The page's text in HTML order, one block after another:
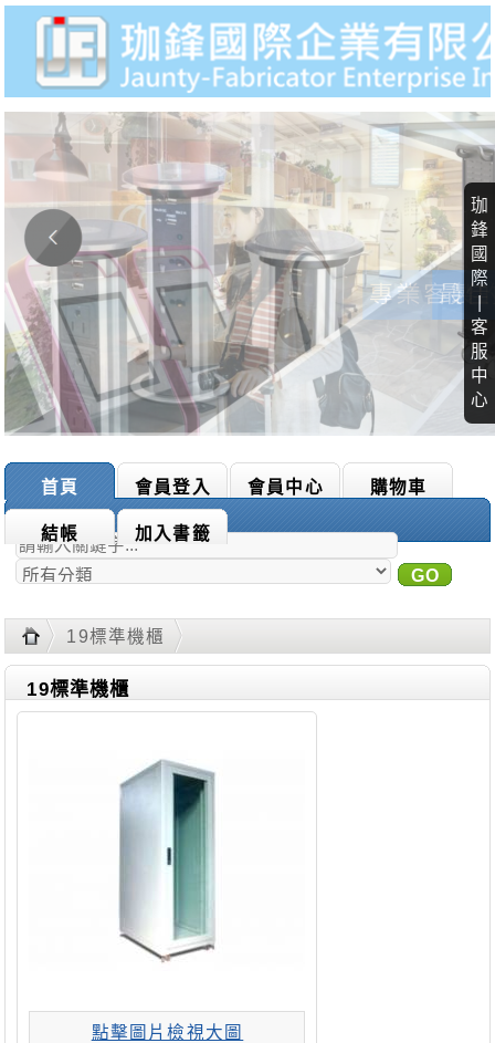
珈
鋒
國
際
客
服
中
心
首頁 會員登入 會員中心 購物車
結帳 加入書籤
商品搜尋：
GO
19標準機櫃
19標準機櫃
點擊圖片檢視大圖